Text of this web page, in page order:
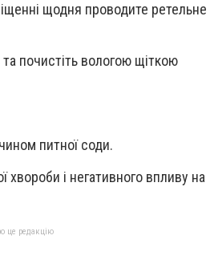
щодня проводите ретельне
почистіть вологою щіткою
питної соди.
і негативного впливу на
це редакцію